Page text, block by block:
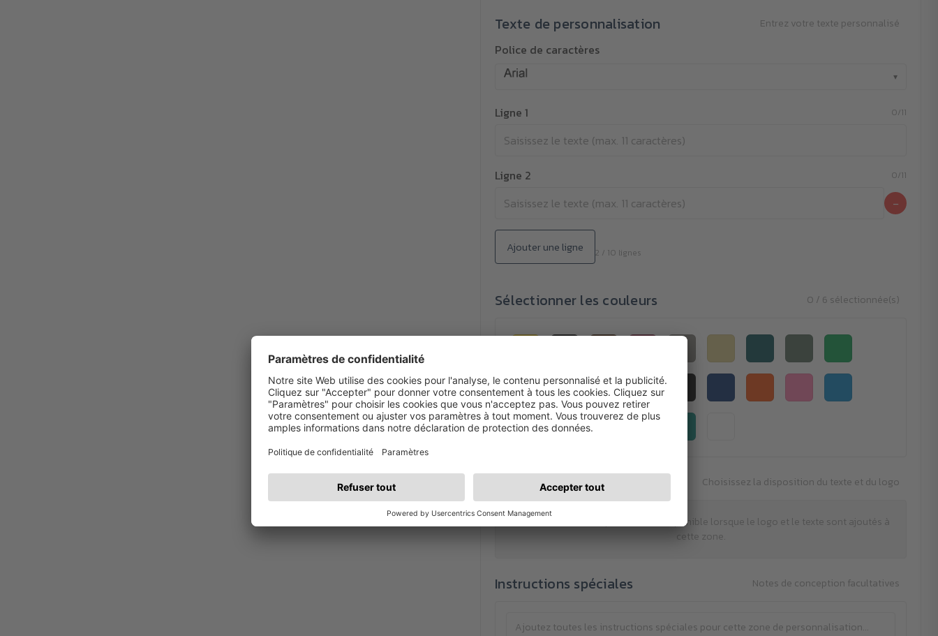
Texte de personnalisation Entrez votre texte personnalisé
Police de caractères
▾
Ligne 1 0/11
Ligne 2 0/11
−
Ajouter une ligne 2 / 10 lignes
Sélectionner les couleurs 0 / 6 sélectionnée(s)
Disposition Choisissez la disposition du texte et du logo
La sélection de la disposition est disponible lorsque le logo et le texte sont ajoutés à
cette zone.
Instructions spéciales Notes de conception facultatives